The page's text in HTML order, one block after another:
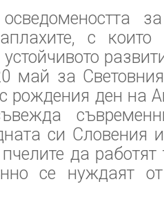
с
май за
рождения ден на
си Словения
да работят
се нуждаят